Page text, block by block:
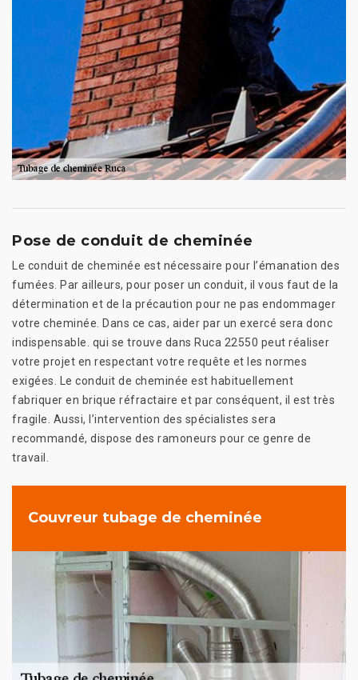
Pose de conduit de cheminée
Le conduit de cheminée est nécessaire pour l’émanation des
fumées. Par ailleurs, pour poser un conduit, il vous faut de la
détermination et de la précaution pour ne pas endommager
votre cheminée. Dans ce cas, aider par un exercé sera donc
indispensable. qui se trouve dans Ruca 22550 peut réaliser
votre projet en respectant votre requête et les normes
exigées. Le conduit de cheminée est habituellement
fabriquer en brique réfractaire et par conséquent, il est très
fragile. Aussi, l’intervention des spécialistes sera
recommandé, dispose des ramoneurs pour ce genre de
travail.
Couvreur tubage de cheminée